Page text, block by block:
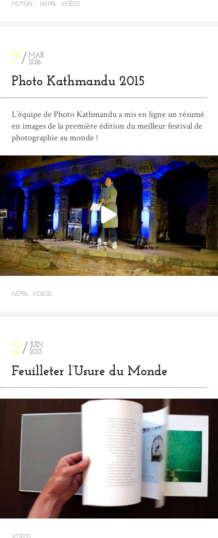
FICTION… NÉPAL VIDÉOS
7
MAR
2016
Photo Kathmandu 2015
L’équipe de Photo Kathmandu a mis en ligne un résumé
en images de la première édition du meilleur festival de
photographie au monde !
NÉPAL VIDÉOS
2
JUIN
2013
Feuilleter l’Usure du Monde
VIDÉOS